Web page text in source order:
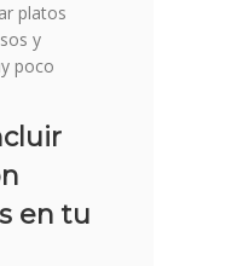
platos
y
poco
en tu